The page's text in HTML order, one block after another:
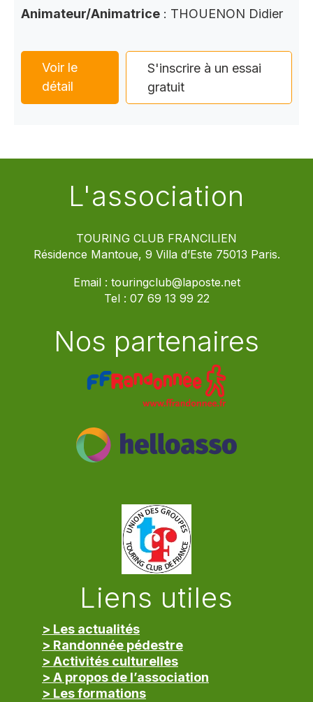
Animateur/Animatrice : THOUENON Didier
Voir le
détail
S'inscrire à un essai
gratuit
L'association
TOURING CLUB FRANCILIEN
Résidence Mantoue, 9 Villa d’Este 75013 Paris.
Email : touringclub@laposte.net
Tel : 07 69 13 99 22
Nos partenaires
Liens utiles
> Les actualités
> Randonnée pédestre
> Activités culturelles
> A propos de l’association
> Les formations